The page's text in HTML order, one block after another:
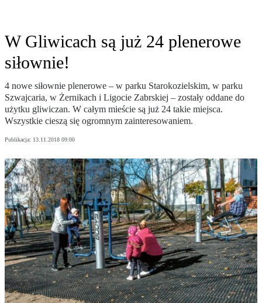
W Gliwicach są już 24 plenerowe
siłownie!
4 nowe siłownie plenerowe – w parku Starokozielskim, w parku
Szwajcaria, w Żernikach i Ligocie Zabrskiej – zostały oddane do
użytku gliwiczan. W całym mieście są już 24 takie miejsca.
Wszystkie cieszą się ogromnym zainteresowaniem.
Publikacja: 13.11.2018 09:00